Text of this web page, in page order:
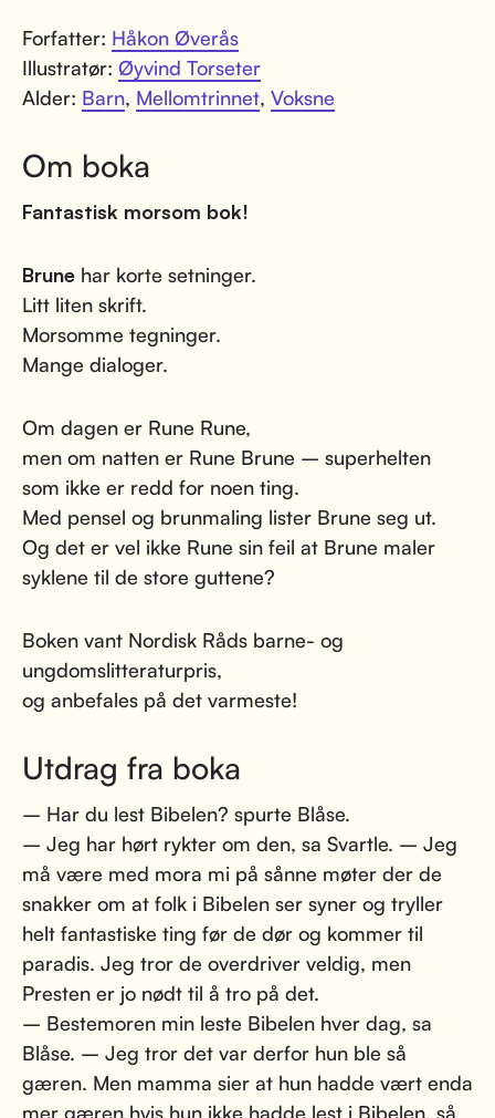
Forfatter: Håkon Øverås
Illustratør: Øyvind Torseter
Alder: Barn, Mellomtrinnet, Voksne
Om boka
Fantastisk morsom bok!
Brune har korte setninger.
Litt liten skrift.
Morsomme tegninger.
Mange dialoger.
Om dagen er Rune Rune,
men om natten er Rune Brune – superhelten
som ikke er redd for noen ting.
Med pensel og brunmaling lister Brune seg ut.
Og det er vel ikke Rune sin feil at Brune maler
syklene til de store guttene?
Boken vant Nordisk Råds barne- og
ungdomslitteraturpris,
og anbefales på det varmeste!
Utdrag fra boka
– Har du lest Bibelen? spurte Blåse.
– Jeg har hørt rykter om den, sa Svartle. – Jeg
må være med mora mi på sånne møter der de
snakker om at folk i Bibelen ser syner og tryller
helt fantastiske ting før de dør og kommer til
paradis. Jeg tror de overdriver veldig, men
Presten er jo nødt til å tro på det.
– Bestemoren min leste Bibelen hver dag, sa
Blåse. – Jeg tror det var derfor hun ble så
gæren. Men mamma sier at hun hadde vært enda
mer gæren hvis hun ikke hadde lest i Bibelen, så